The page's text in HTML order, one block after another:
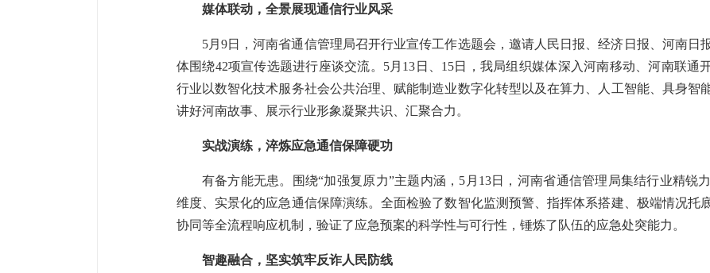
媒体联动，全景展现通信行业风采
5月9日，河南省通信管理局召开行业宣传工作选题会，邀请人民日报、经济日报、河南日
体围绕42项宣传选题进行座谈交流。5月13日、15日，我局组织媒体深入河南移动、河南联通
行业以数智化技术服务社会公共治理、赋能制造业数字化转型以及在算力、人工智能、具身智
讲好河南故事、展示行业形象凝聚共识、汇聚合力。
实战演练，淬炼应急通信保障硬功
有备方能无患。围绕“加强复原力”主题内涵，5月13日，河南省通信管理局集结行业精锐
维度、实景化的应急通信保障演练。全面检验了数智化监测预警、指挥体系搭建、极端情况托
协同等全流程响应机制，验证了应急预案的科学性与可行性，锤炼了队伍的应急处突能力。
智趣融合，坚实筑牢反诈人民防线